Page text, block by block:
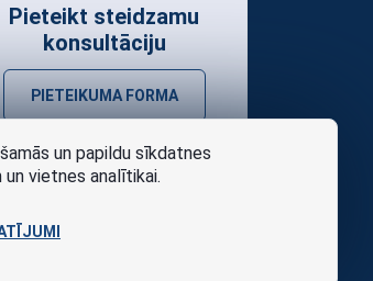
Pieteikt steidzamu
konsultāciju
PIETEIKUMA FORMA
un papildu sīkdatnes
vietnes analītikai.